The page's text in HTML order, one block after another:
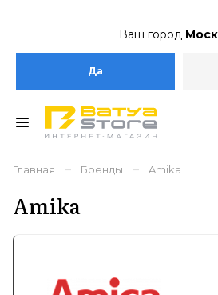
Ваш город
Да
Главная – Бренды – Amika
Amika